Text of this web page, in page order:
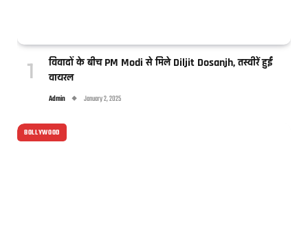
विवादों के बीच PM Modi से मिले Diljit Dosanjh, तस्वीरें हुईं
वायरल
Admin January 2, 2025
BOLLYWOOD